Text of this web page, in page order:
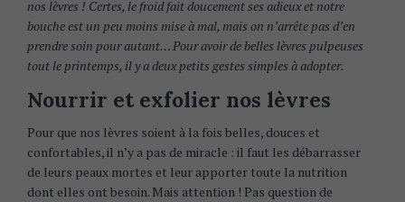
nos lèvres ! Certes, le froid fait doucement ses adieux et notre
bouche est un peu moins mise à mal, mais on n’arrête pas d’en
prendre soin pour autant… Pour avoir de belles lèvres pulpeuses
tout le printemps, il y a deux petits gestes simples à adopter.
Nourrir et exfolier nos lèvres
Pour que nos lèvres soient à la fois belles, douces et
confortables, il n’y a pas de miracle : il faut les débarrasser
de leurs peaux mortes et leur apporter toute la nutrition
dont elles ont besoin. Mais attention ! Pas question de